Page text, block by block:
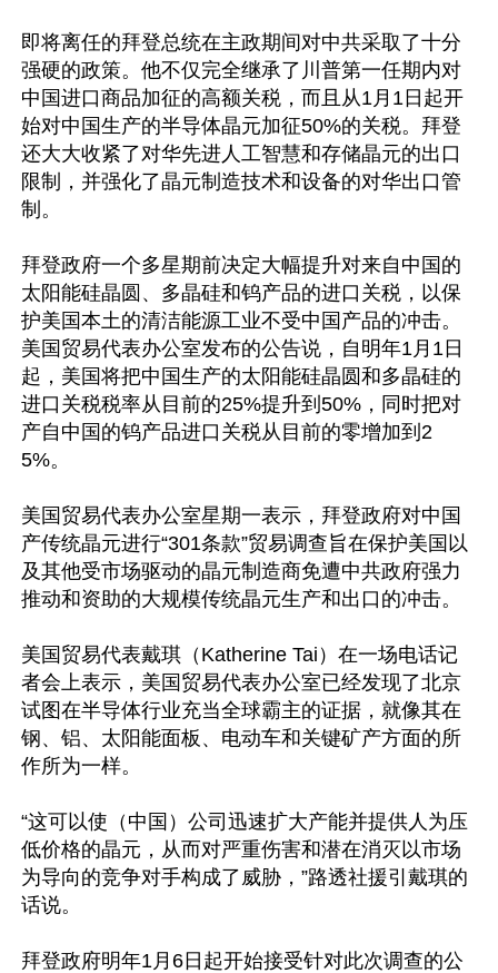
即将离任的拜登总统在主政期间对中共采取了十分
强硬的政策。他不仅完全继承了川普第一任期内对
中国进口商品加征的高额关税，而且从1月1日起开
始对中国生产的半导体晶元加征50%的关税。拜登
还大大收紧了对华先进人工智慧和存储晶元的出口
限制，并强化了晶元制造技术和设备的对华出口管
制。
拜登政府一个多星期前决定大幅提升对来自中国的
太阳能硅晶圆、多晶硅和钨产品的进口关税，以保
护美国本土的清洁能源工业不受中国产品的冲击。
美国贸易代表办公室发布的公告说，自明年1月1日
起，美国将把中国生产的太阳能硅晶圆和多晶硅的
进口关税税率从目前的25%提升到50%，同时把对
产自中国的钨产品进口关税从目前的零增加到2
5%。
美国贸易代表办公室星期一表示，拜登政府对中国
产传统晶元进行“301条款”贸易调查旨在保护美国以
及其他受市场驱动的晶元制造商免遭中共政府强力
推动和资助的大规模传统晶元生产和出口的冲击。
美国贸易代表戴琪（Katherine Tai）在一场电话记
者会上表示，美国贸易代表办公室已经发现了北京
试图在半导体行业充当全球霸主的证据，就像其在
钢、铝、太阳能面板、电动车和关键矿产方面的所
作所为一样。
“这可以使（中国）公司迅速扩大产能并提供人为压
低价格的晶元，从而对严重伤害和潜在消灭以市场
为导向的竞争对手构成了威胁，”路透社援引戴琪的
话说。
拜登政府明年1月6日起开始接受针对此次调查的公